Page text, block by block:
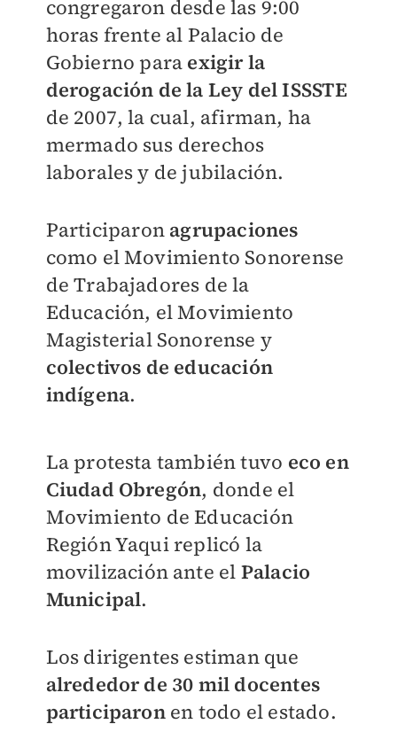
congregaron desde las 9:00
horas frente al Palacio de
Gobierno para exigir la
derogación de la Ley del ISSSTE
de 2007, la cual, afirman, ha
mermado sus derechos
laborales y de jubilación.
Participaron agrupaciones
como el Movimiento Sonorense
de Trabajadores de la
Educación, el Movimiento
Magisterial Sonorense y
colectivos de educación
indígena.
La protesta también tuvo eco en
Ciudad Obregón, donde el
Movimiento de Educación
Región Yaqui replicó la
movilización ante el Palacio
Municipal.
Los dirigentes estiman que
alrededor de 30 mil docentes
participaronen todo el estado.